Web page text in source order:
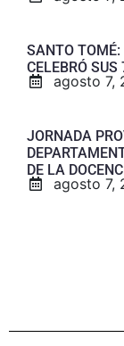
SANTO TOMÉ:
CELEBRÓ SUS
agosto 7,
JORNADA
DE LA
agosto 7,